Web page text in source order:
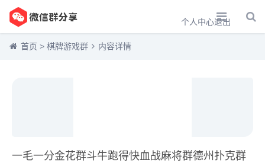
个人中心退出
首页 > 棋牌游戏群 内容详情
一毛一分金花群斗牛跑得快血战麻将群德州扑克群